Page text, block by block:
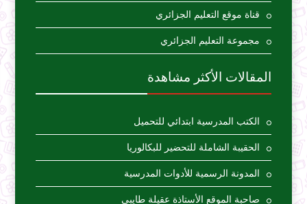
قناة موقع التعليم الجزائري
مجموعة التعليم الجزائري
المقالات الأكثر مشاهدة
الكتب المدرسية ابتدائي للتحميل
الحقيبة الشاملة للتحضير للبكالوريا
المدونة الرسمية للأدوات المدرسية
صاحبة الموقع الأستاذة عقيلة طايبي